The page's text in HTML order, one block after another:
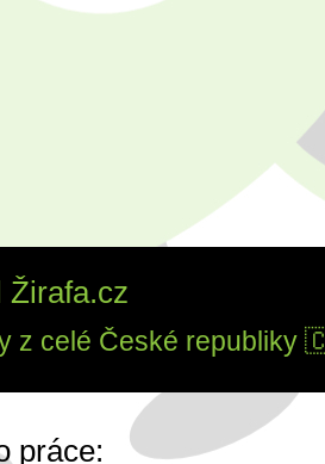
Žirafa.cz
z celé České
práce: